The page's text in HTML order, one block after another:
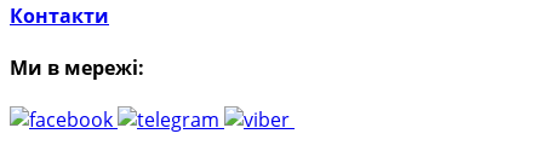
Контакти
Ми в мережі: